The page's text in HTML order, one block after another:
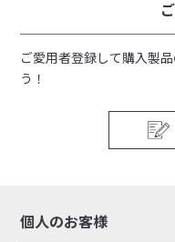
ご愛用者登録して購入製
う！
個人のお客様